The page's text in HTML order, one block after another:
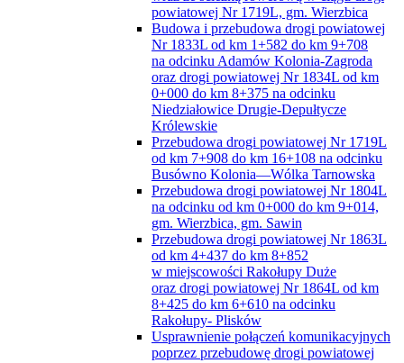
powiatowej Nr 1719L, gm. Wierzbica
Budowa i przebudowa drogi powiatowej
Nr 1833L od km 1+582 do km 9+708
na odcinku Adamów Kolonia-Zagroda
oraz drogi powiatowej Nr 1834L od km
0+000 do km 8+375 na odcinku
Niedziałowice Drugie-Depułtycze
Królewskie
Przebudowa drogi powiatowej Nr 1719L
od km 7+908 do km 16+108 na odcinku
Busówno Kolonia—Wólka Tarnowska
Przebudowa drogi powiatowej Nr 1804L
na odcinku od km 0+000 do km 9+014,
gm. Wierzbica, gm. Sawin
Przebudowa drogi powiatowej Nr 1863L
od km 4+437 do km 8+852
w miejscowości Rakołupy Duże
oraz drogi powiatowej Nr 1864L od km
8+425 do km 6+610 na odcinku
Rakołupy- Plisków
Usprawnienie połączeń komunikacyjnych
poprzez przebudowę drogi powiatowej